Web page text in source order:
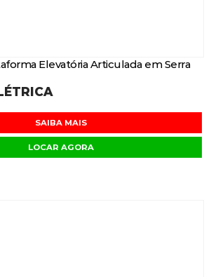
Elevatória Articulada em Serra
SAIBA MAIS
LOCAR AGORA